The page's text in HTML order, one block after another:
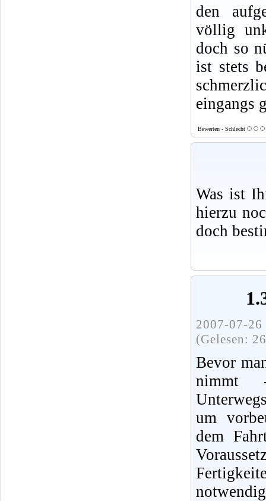
den
völlig
doch so
ist stets
eingangs
Bewerten - Schlecht
Was ist
hierzu
doch
2007-07-
(Gelesen:
Bevor
um
dem